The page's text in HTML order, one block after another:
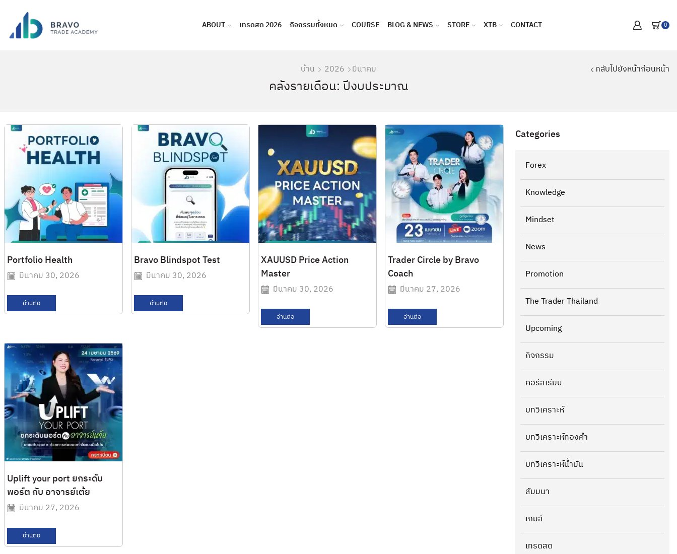
ABOUT เทรดสด 2026 กิจกรรมทั้งหมด COURSE BLOG & NEWS STORE XTB CONTACT 0
กลับไปยังหน้าก่อนหน้า
บ้าน 2026 มีนาคม
คลังรายเดือน: ปีงบประมาณ
Portfolio Health
มีนาคม 30, 2026
อ่านต่อ
Bravo Blindspot Test
มีนาคม 30, 2026
อ่านต่อ
XAUUSD Price Action
Master
มีนาคม 30, 2026
อ่านต่อ
Trader Circle by Bravo
Coach
มีนาคม 27, 2026
อ่านต่อ
Uplift your port ยกระดับ
พอร์ต กับ อาจารย์เต้ย
มีนาคม 27, 2026
อ่านต่อ
Categories
Forex
Knowledge
Mindset
News
Promotion
The Trader Thailand
Upcoming
กิจกรรม
คอร์สเรียน
บทวิเคราะห์
บทวิเคราะห์ทองคำ
บทวิเคราะห์น้ำมัน
สัมมนา
เกมส์
เทรดสด